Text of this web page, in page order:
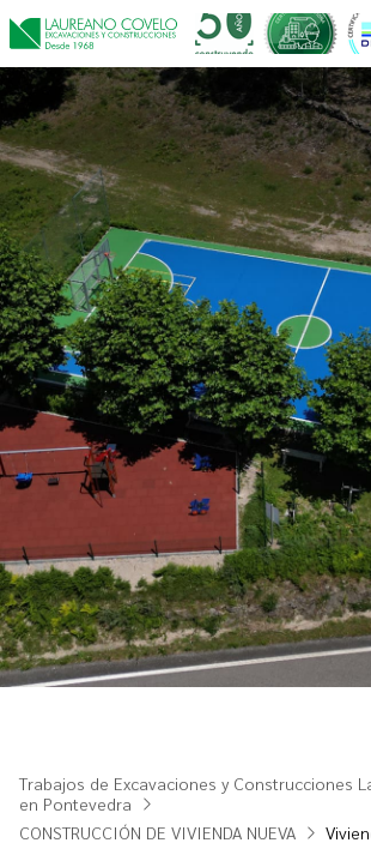
Trabajos de Excavaciones y Construcciones
en Pontevedra
CONSTRUCCIÓN DE VIVIENDA NUEVA